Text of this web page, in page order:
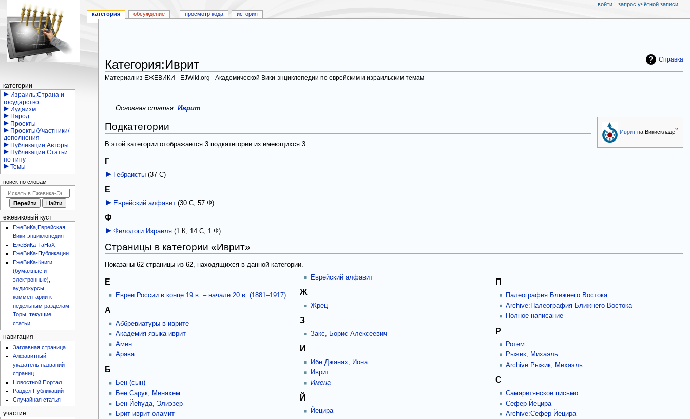
Справка
Категория:Иврит
Материал из ЕЖЕВИКИ - EJWiki.org - Академической Вики-энциклопедии по еврейским и израильским темам
Основная статья: Иврит
Иврит на Викискладе?
Подкатегории
В этой категории отображается 3 подкатегории из имеющихся 3.
Г
Гебраисты ‎(37 С)
Е
Еврейский алфавит ‎(30 С, 57 Ф)
Ф
Филологи Израиля ‎(1 К, 14 С, 1 Ф)
Страницы в категории «Иврит»
Показаны 62 страницы из 62, находящихся в данной категории.
E
Eвреи России в конце 19 в. – начале 20 в. (1881–1917)
А
Аббревиатуры в иврите
Академия языка иврит
Амен
Арава
Б
Бен (сын)
Бен Сарук, Менахем
Бен-Йеhуда, Элиэзер
Брит иврит оламит
Еврейский алфавит
Ж
Жрец
З
Закс, Борис Алексеевич
И
Ибн Джанах, Иона
Иврит
Имена
Й
Йецира
П
Палеография Ближнего Востока
Archive:Палеография Ближнего Востока
Полное написание
Р
Ротем
Рыжик, Михаэль
Archive:Рыжик, Михаэль
С
Самаритянское письмо
Сефер Йецира
Archive:Сефер Йецира
Навигация
категория обсуждение просмотр кода история
войти запрос учётной записи
категории
Израиль:Страна и
государство
Иудаизм
Народ
Проекты
Проекты/Участники/
дополнения
Публикации:Авторы
Публикации:Статьи
по типу
Темы
поиск по словам
ежевиковый куст
ЕжеВиКа,Еврейская
Вики-энциклопедия
ЕжеВиКа-ТаНаХ
ЕжеВиКа-Публикации
ЕжеВиКа-Книги
(бумажные и
электронные),
аудиокурсы,
комментарии к
недельным разделам
Торы, текущие
статьи
навигация
Заглавная страница
Алфавитный
указатель названий
страниц
Новостной Портал
Раздел Публикаций
Случайная статья
участие